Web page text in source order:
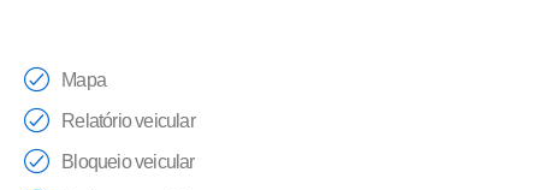
Mapa
Relatório veicular
Bloqueio veicular